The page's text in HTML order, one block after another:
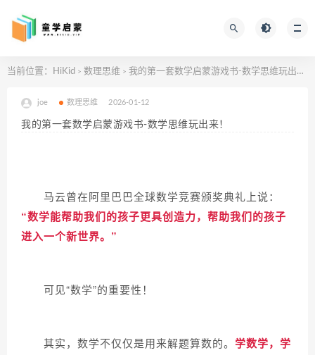
当前位置： HiKid > 数理思维 > 我的第一套数学启蒙游戏书-数学思维玩出来！
joe 数理思维 2026-01-12
我的第一套数学启蒙游戏书-数学思维玩出来！
马云曾在阿里巴巴全球数学竞赛颁奖典礼上说：
“数学能帮助我们的孩子更具创造力，帮助我们的孩子
进入一个新世界。”
可见“数学”的重要性！
其实，数学不仅仅是用来解题算数的。 学数学，学